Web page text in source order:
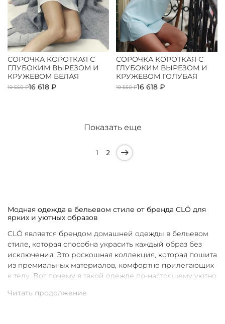
СОРОЧКА КОРОТКАЯ С
ГЛУБОКИМ ВЫРЕЗОМ И
КРУЖЕВОМ БЕЛАЯ
19 550 ₽16 618 ₽
СОРОЧКА КОРОТКАЯ С
ГЛУБОКИМ ВЫРЕЗОМ И
КРУЖЕВОМ ГОЛУБАЯ
19 550 ₽16 618 ₽
Показать еще
1 2
Модная одежда в бельевом стиле от бренда CLÓ для
ярких и уютных образов
CLÓ является брендом домашней одежды в бельевом
стиле, которая способна украсить каждый образ без
исключения. Это роскошная коллекция, которая пошита
из премиальных материалов, комфортно прилегающих
к телу. Вот почему в такой одежде по-настоящему уютно
продуманные фасоны позволяют каждой женщине